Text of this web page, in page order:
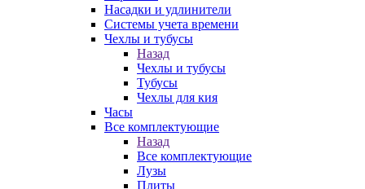
Насадки и удлинители
Системы учета времени
Чехлы и тубусы
Назад
Чехлы и тубусы
Тубусы
Чехлы для кия
Часы
Все комплектующие
Назад
Все комплектующие
Лузы
Плиты